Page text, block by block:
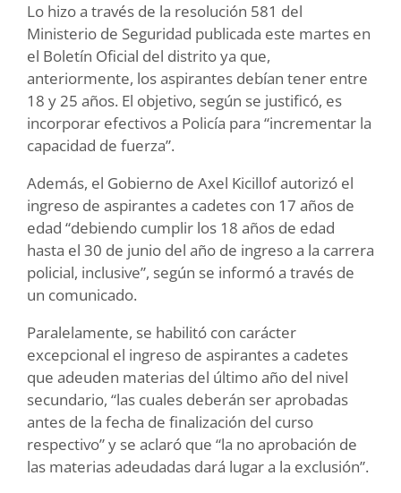
Lo hizo a través de la resolución 581 del
Ministerio de Seguridad publicada este martes en
el Boletín Oficial del distrito ya que,
anteriormente, los aspirantes debían tener entre
18 y 25 años. El objetivo, según se justificó, es
incorporar efectivos a Policía para “incrementar la
capacidad de fuerza”.
Además, el Gobierno de Axel Kicillof autorizó el
ingreso de aspirantes a cadetes con 17 años de
edad “debiendo cumplir los 18 años de edad
hasta el 30 de junio del año de ingreso a la carrera
policial, inclusive”, según se informó a través de
un comunicado.
Paralelamente, se habilitó con carácter
excepcional el ingreso de aspirantes a cadetes
que adeuden materias del último año del nivel
secundario, “las cuales deberán ser aprobadas
antes de la fecha de finalización del curso
respectivo” y se aclaró que “la no aprobación de
las materias adeudadas dará lugar a la exclusión”.